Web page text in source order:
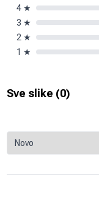
4 ★
3 ★
2 ★
1 ★
Sve slike (0)